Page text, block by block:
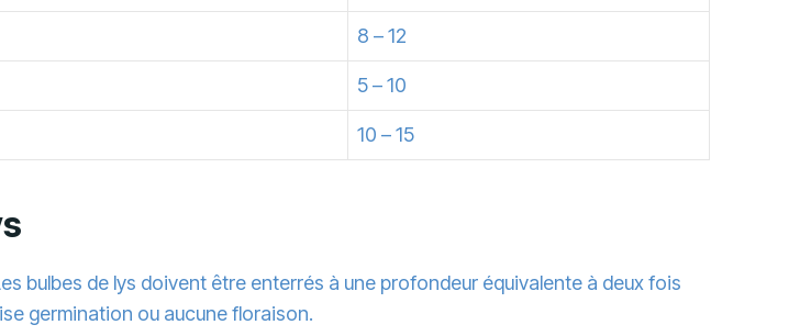
8 – 12
5 – 10
10 – 15
bulbes de lys doivent être enterrés à une profondeur équivalente à deux fois
germination ou aucune floraison.